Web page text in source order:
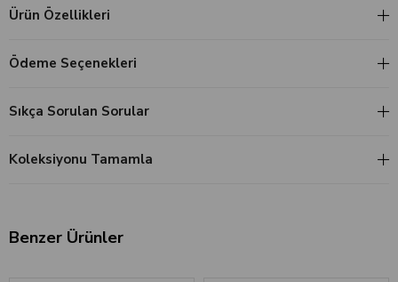
Ürün Özellikleri
Ödeme Seçenekleri
Sıkça Sorulan Sorular
Koleksiyonu Tamamla
Benzer Ürünler